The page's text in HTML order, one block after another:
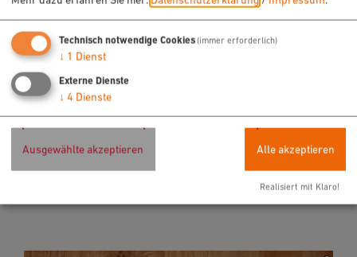
Ein Wochenende mit deinen Mädels & einfach
das Leben genießen! Ganzjährig von Freitag
Technisch notwendige Cookies(immer erforderlich)
↓ 1 Dienst
Externe Dienste
↓ 4 Dienste
Ausgewählte akzeptieren Alle akzeptieren
Realisiert mit Klaro!